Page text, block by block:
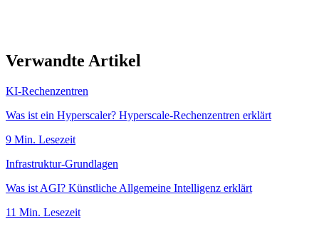
Verwandte Artikel
KI-Rechenzentren
Was ist ein Hyperscaler? Hyperscale-Rechenzentren erklärt
9 Min. Lesezeit
Infrastruktur-Grundlagen
Was ist AGI? Künstliche Allgemeine Intelligenz erklärt
11 Min. Lesezeit